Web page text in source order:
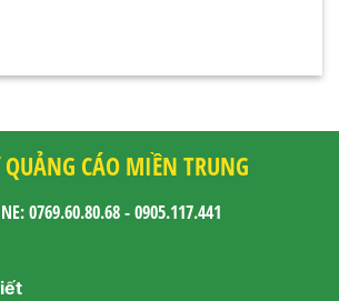
CÁO MIỀN TRUNG
0769.60.80.68 - 0905.117.441